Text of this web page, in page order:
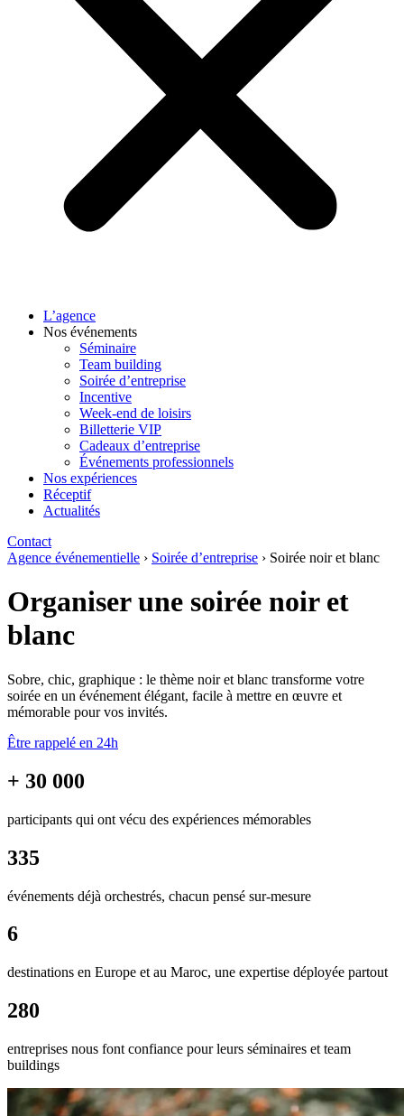
L’agence
Nos événements
Séminaire
Team building
Soirée d’entreprise
Incentive
Week-end de loisirs
Billetterie VIP
Cadeaux d’entreprise
Événements professionnels
Nos expériences
Réceptif
Actualités
Contact
Agence événementielle › Soirée d’entreprise › Soirée noir et blanc
Organiser une soirée noir et
blanc
Sobre, chic, graphique : le thème noir et blanc transforme votre
soirée en un événement élégant, facile à mettre en œuvre et
mémorable pour vos invités.
Être rappelé en 24h
+ 30 000
participants qui ont vécu des expériences mémorables
335
événements déjà orchestrés, chacun pensé sur-mesure
6
destinations en Europe et au Maroc, une expertise déployée partout
280
entreprises nous font confiance pour leurs séminaires et team
buildings